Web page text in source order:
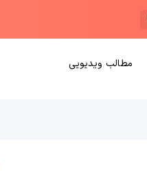
مطالب ویدیویی